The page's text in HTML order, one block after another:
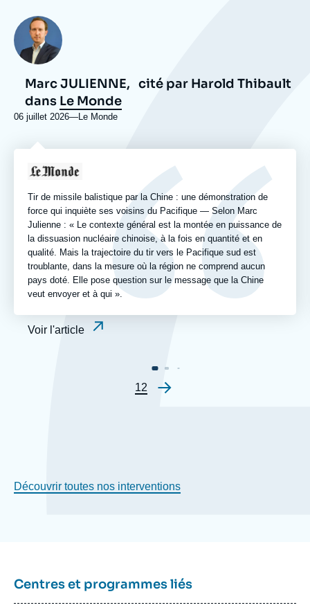
Logo
Tir de missile balistique par la Chine : une démonstration de
force qui inquiète ses voisins du Pacifique — Selon Marc
Julienne : « Le contexte général est la montée en puissance de
la dissuasion nucléaire chinoise, à la fois en quantité et en
qualité. Mais la trajectoire du tir vers le Pacifique sud est
troublante, dans la mesure où la région ne comprend aucun
pays doté. Elle pose question sur le message que la Chine
veut envoyer et à qui ».
Voir l'article
Photo
Marc JULIENNE, cité par Harold Thibault
dans Le Monde
06 juillet 2026—Nom
ou
Le Monde
Pagination
Page
1Page
2
Découvrir toutes nos interventions
Centres et programmes liés